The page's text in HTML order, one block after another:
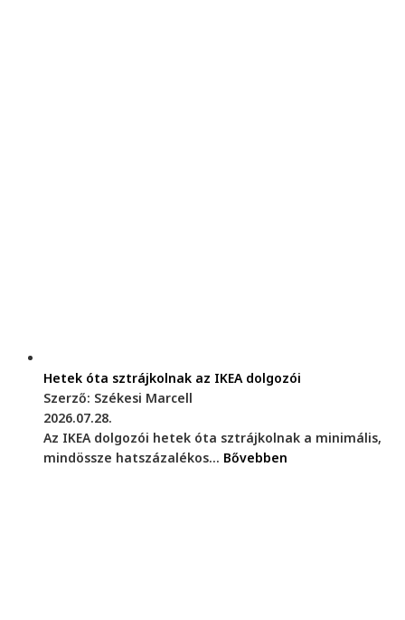
Hetek óta sztrájkolnak az IKEA dolgozói
Szerző: Székesi Marcell
2026.07.28.
Az IKEA dolgozói hetek óta sztrájkolnak a minimális,
mindössze hatszázalékos... Bővebben